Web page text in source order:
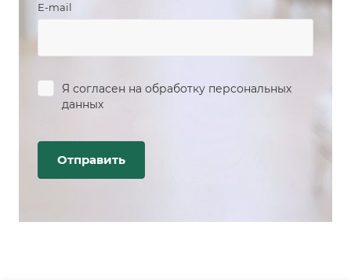
E-mail
Я согласен на обработку персональных
данных